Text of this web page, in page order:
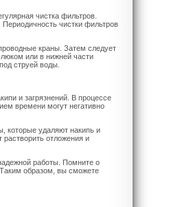
чистка фильтров.
чистки фильтров
краны. Затем следует
или в нижней части
струей воды.
и загрязнений. В процессе
времени могут негативно
которые удаляют накипь и
растворить отложения и
работы. Помните о
образом, вы сможете